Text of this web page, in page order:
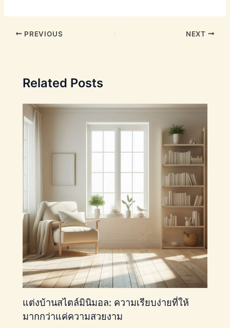
PREVIOUS NEXT
Related Posts
แต่งบ้านสไตล์มินิมอล: ความเรียบง่ายที่ให้
มากกว่าแค่ความสวยงาม